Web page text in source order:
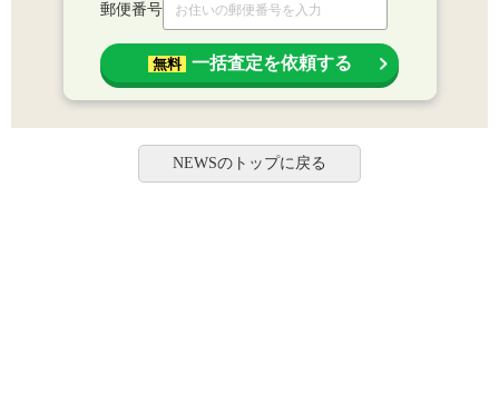
郵便番号
無料 一括査定を依頼する
NEWSのトップに戻る